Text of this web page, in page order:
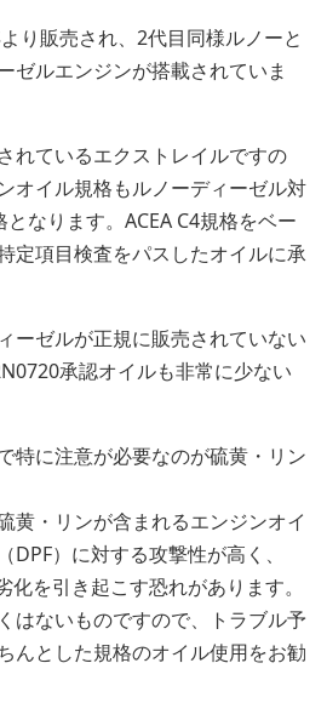
り販売され、2代目同様ルノーと
ゼルエンジンが搭載されていま
れているエクストレイルですの
オイル規格もルノーディーゼル対
なります。ACEA C4規格をベー
定項目検査をパスしたオイルに承
ーゼルが正規に販売されていない
承認オイルも非常に少ない
特に注意が必要なのが硫黄・リン
黄・リンが含まれるエンジンオイ
DPF）に対する攻撃性が高く、
化を引き起こす恐れがあります。
はないものですので、トラブル予
んとした規格のオイル使用をお勧